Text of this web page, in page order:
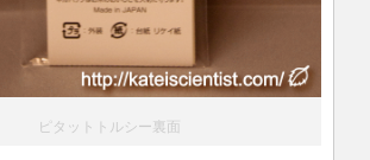
ピタットトルシー裏面